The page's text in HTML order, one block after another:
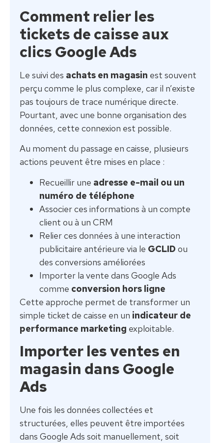
Comment relier les
tickets de caisse aux
clics Google Ads
Le suivi des achats en magasin est souvent
perçu comme le plus complexe, car il n’existe
pas toujours de trace numérique directe.
Pourtant, avec une bonne organisation des
données, cette connexion est possible.
Au moment du passage en caisse, plusieurs
actions peuvent être mises en place :
Recueillir une adresse e-mail ou un
numéro de téléphone
Associer ces informations à un compte
client ou à un CRM
Relier ces données à une interaction
publicitaire antérieure via le GCLID ou
des conversions améliorées
Importer la vente dans Google Ads
comme conversion hors ligne
Cette approche permet de transformer un
simple ticket de caisse en un indicateur de
performance marketing exploitable.
Importer les ventes en
magasin dans Google
Ads
Une fois les données collectées et
structurées, elles peuvent être importées
dans Google Ads soit manuellement, soit